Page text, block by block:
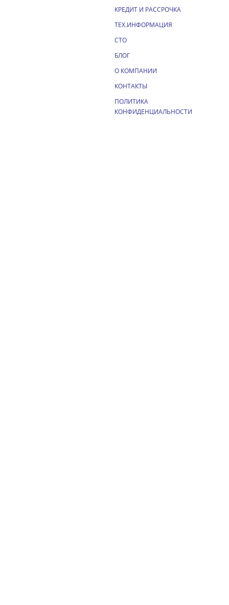
КРЕДИТ И РАССРОЧКА
ТЕХ.ИНФОРМАЦИЯ
СТО
БЛОГ
О КОМПАНИИ
КОНТАКТЫ
ПОЛИТИКА
КОНФИДЕНЦИАЛЬНОСТИ